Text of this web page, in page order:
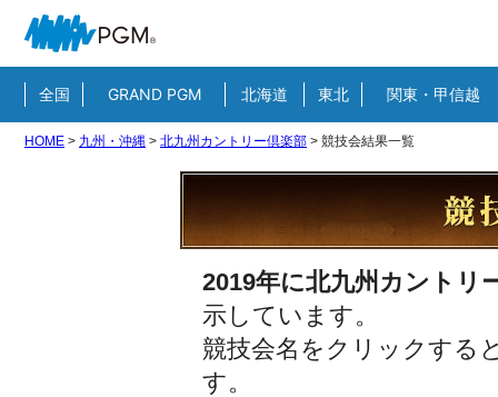
全国 GRAND PGM 北海道 東北 関東・甲信越
HOME > 九州・沖縄 > 北九州カントリー倶楽部 > 競技会結果一覧
2019年に北九州カントリ
示しています。
競技会名をクリックする
す。